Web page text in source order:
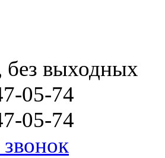
без выходных
05-74
05-74